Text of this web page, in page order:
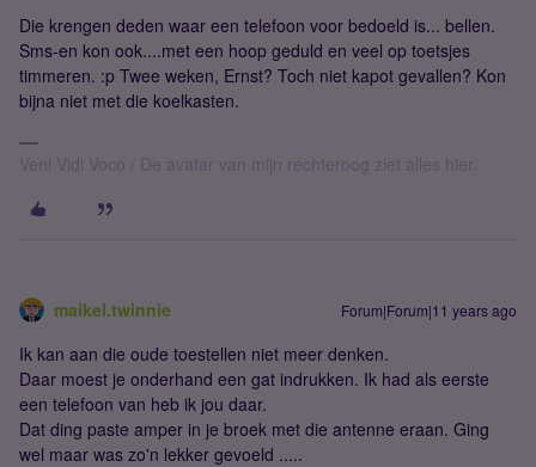
Die krengen deden waar een telefoon voor bedoeld is... bellen.
Sms-en kon ook....met een hoop geduld en veel op toetsjes
timmeren. :p Twee weken, Ernst? Toch niet kapot gevallen? Kon
bijna niet met die koelkasten.
Veni Vidi Voco / De avatar van mijn rechteroog ziet alles hier.
maikel.twinnie Forum|Forum|11 years ago
Ik kan aan die oude toestellen niet meer denken.
Daar moest je onderhand een gat indrukken. Ik had als eerste
een telefoon van heb ik jou daar.
Dat ding paste amper in je broek met die antenne eraan. Ging
wel maar was zo'n lekker gevoeld .....